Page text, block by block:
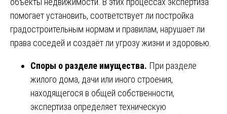
помогает установить, соответствует ли постройка
градостроительным нормам и правилам, нарушает ли
права соседей и создаёт ли угрозу жизни и здоровью.
Споры о разделе имущества. При разделе
жилого дома, дачи или иного строения,
находящегося в общей собственности,
экспертиза определяет техническую